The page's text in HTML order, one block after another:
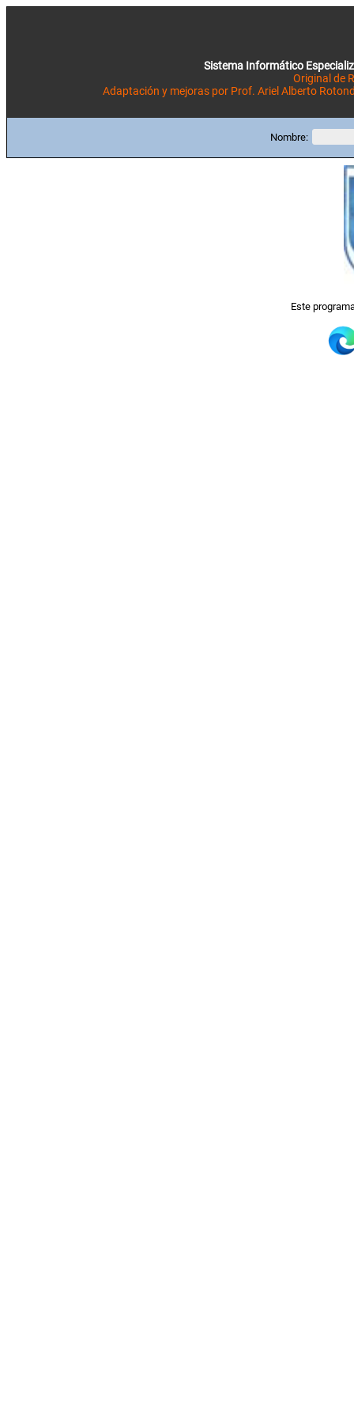
Sistema Informático
Original de
Adaptación y mejoras por Prof. Ariel Alberto
Nombre:
Este